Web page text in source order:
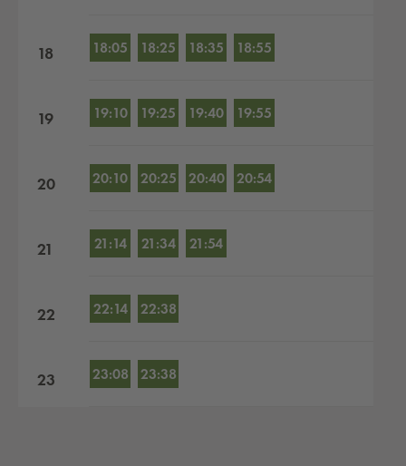
18 18:05 18:25 18:35 18:55
19 19:10 19:25 19:40 19:55
20 20:10 20:25 20:40 20:54
21 21:14 21:34 21:54
22 22:14 22:38
23 23:08 23:38